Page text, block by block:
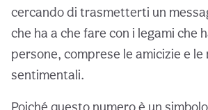
cercando di trasmetterti un
che ha a che fare con i legami che
persone, comprese le amicizie e le
sentimentali.
Poiché questo numero è un